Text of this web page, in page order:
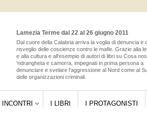
Lamezia Terme dal 22 al 26 giugno 2011
Dal cuore della Calabria arriva la voglia di denuncia e
risveglio delle coscienze contro le mafie. Grazie alla
e alla cultura e all'esempio di autori di libri su Cosa
'ndrangheta e camorra, impegnati in prima persona a
denunciare e svelare l'aggressione al Nord come al
delle organizzazioni criminali.
I LIBRI I PROTAGONISTI